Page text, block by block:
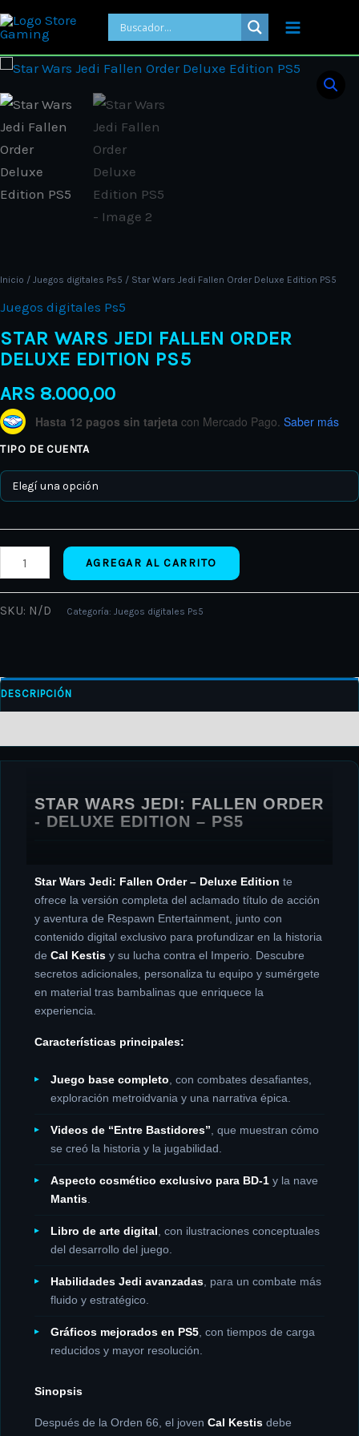
Ir
al
contenido
Inicio / Juegos digitales Ps5 / Star Wars Jedi Fallen Order Deluxe Edition PS5
Juegos digitales Ps5
STAR WARS JEDI FALLEN ORDER
DELUXE EDITION PS5
ARS 8.000,00
Hasta 12 pagos sin tarjeta con Mercado Pago. Saber más
TIPO DE CUENTA
Star
Wars
Jedi
Fallen
Order
Deluxe
Edition
AGREGAR AL CARRITO
SKU: N/D Categoría: Juegos digitales Ps5
DESCRIPCIÓN
STAR WARS JEDI: FALLEN ORDER
- DELUXE EDITION – PS5
Star Wars Jedi: Fallen Order – Deluxe Edition te
ofrece la versión completa del aclamado título de acción
y aventura de Respawn Entertainment, junto con
contenido digital exclusivo para profundizar en la historia
de Cal Kestis y su lucha contra el Imperio. Descubre
secretos adicionales, personaliza tu equipo y sumérgete
en material tras bambalinas que enriquece la
experiencia.
Características principales:
Juego base completo , con combates desafiantes,
exploración metroidvania y una narrativa épica.
Videos de “Entre Bastidores” , que muestran cómo
se creó la historia y la jugabilidad.
Aspecto cosmético exclusivo para BD-1 y la nave
Mantis
Libro de arte digital , con ilustraciones conceptuales
del desarrollo del juego.
Habilidades Jedi avanzadas , para un combate más
fluido y estratégico.
Gráficos mejorados en PS5 , con tiempos de carga
reducidos y mayor resolución.
Sinopsis
Después de la Orden 66, el joven Cal Kestis debe